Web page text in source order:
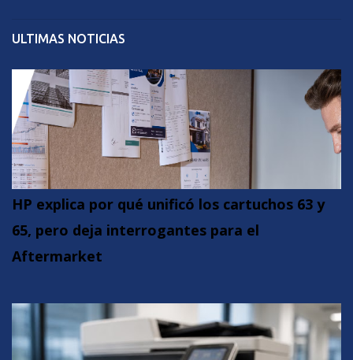
ULTIMAS NOTICIAS
HP explica por qué unificó los cartuchos 63 y
65, pero deja interrogantes para el
Aftermarket